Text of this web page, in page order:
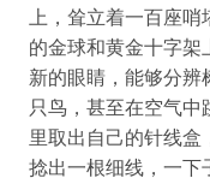
上，耸立着一百座哨
的金球和黄金十字架
新的眼睛，能够分辨
只鸟，甚至在空气
里取出自己的针线盒
捻出一根细线，一下